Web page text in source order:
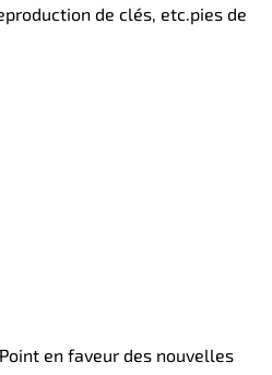
de clés, etc.pies de
en faveur des nouvelles